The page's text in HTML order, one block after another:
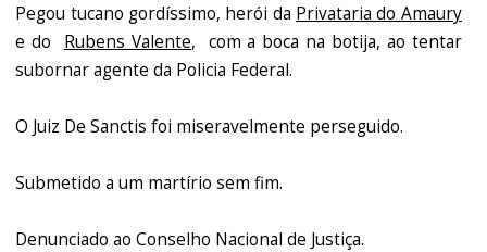
Pegou tucano gordíssimo, herói da Privataria do Amaury
e do Rubens Valente, com a boca na botija, ao tentar
subornar agente da Policia Federal.
O Juiz De Sanctis foi miseravelmente perseguido.
Submetido a um martírio sem fim.
Denunciado ao Conselho Nacional de Justiça.